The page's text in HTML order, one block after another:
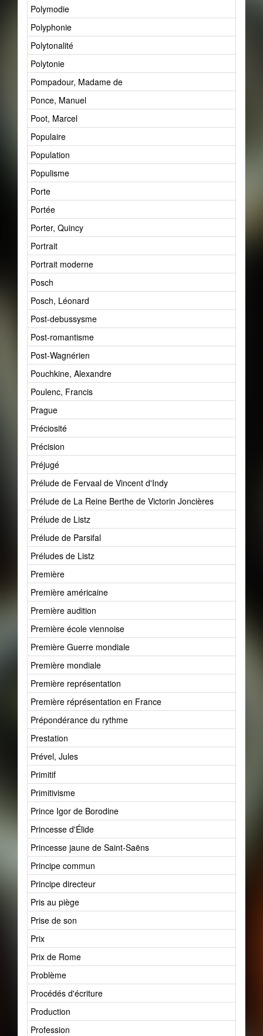
Polymodie
Polyphonie
Polytonalité
Polytonie
Pompadour, Madame de
Ponce, Manuel
Poot, Marcel
Populaire
Population
Populisme
Porte
Portée
Porter, Quincy
Portrait
Portrait moderne
Posch
Posch, Léonard
Post-debussysme
Post-romantisme
Post-Wagnérien
Pouchkine, Alexandre
Poulenc, Francis
Prague
Préciosité
Précision
Préjugé
Prélude de Fervaal de Vincent d'Indy
Prélude de La Reine Berthe de Victorin Joncières
Prélude de Listz
Prélude de Parsifal
Préludes de Listz
Première
Première américaine
Première audition
Première école viennoise
Première Guerre mondiale
Première mondiale
Première représentation
Première réprésentation en France
Prépondérance du rythme
Prestation
Prével, Jules
Primitif
Primitivisme
Prince Igor de Borodine
Princesse d'Élide
Princesse jaune de Saint-Saëns
Principe commun
Principe directeur
Pris au piège
Prise de son
Prix
Prix de Rome
Problème
Procédés d'écriture
Production
Profession